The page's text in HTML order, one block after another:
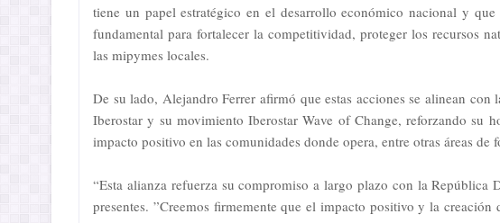
tiene un papel estratégico en el desarrollo económico nacional y
fundamental para fortalecer la competitividad, proteger los recursos
las mipymes locales.
De su lado, Alejandro Ferrer afirmó que estas acciones se alinean
Iberostar y su movimiento Iberostar Wave of Change, reforzando su
impacto positivo en las comunidades donde opera, entre otras áreas de
“Esta alianza refuerza su compromiso a largo plazo con la República
presentes. ”Creemos firmemente que el impacto positivo y la